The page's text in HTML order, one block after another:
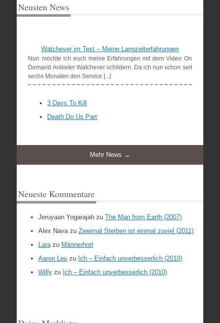
Neusten News
Watchever im Test – Meine Langzeiterfahrungen
Nun möchte ich euch meine Erfahrungen mit dem Video On
Demand Anbieter Watchever schildern. Da ich nun schon seit
sechs Monaten den Service [...]
3 Days To Kill
Death Do Us Part
Mehr News →
Neueste Kommentare
Jeruyaan Yogarajahzu The Man from Earth (2007)
Alex Navazu Zweimal Sterben ist einmal zuviel (2011)
Larazu Männerhort
Aaron Leuzu Ich – Einfach unverbesserlich (2010)
Willyzu Ich – Einfach unverbesserlich (2010)